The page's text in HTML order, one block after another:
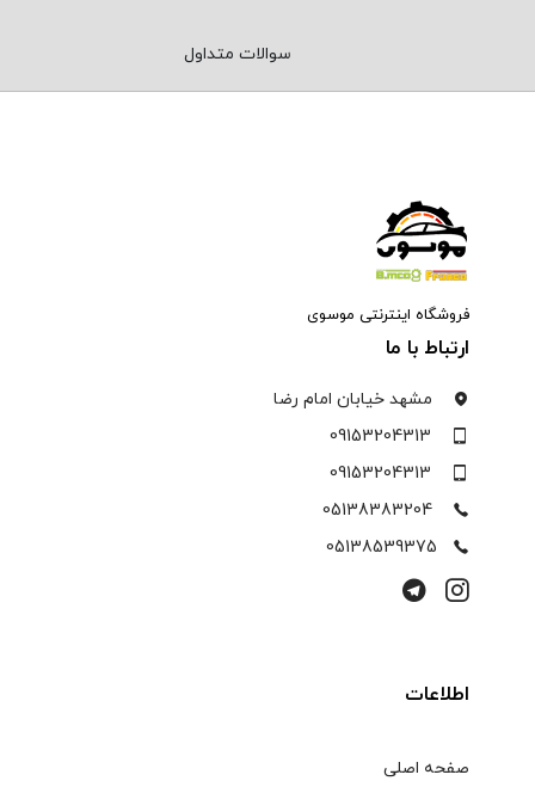
سوالات متداول
فروشگاه اینترنتی موسوی
ارتباط با ما
مشهد خیابان امام رضا
09153204313
09153204313
05138383204
05138539375
اطلاعات
صفحه اصلی